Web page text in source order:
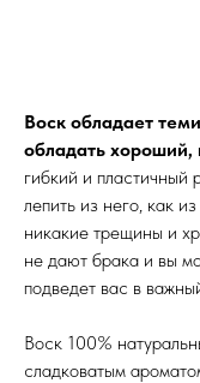
Воск обладает
обладать хороший,
гибкий и пластичный
лепить из него, как
никакие трещины и
не дают брака и вы
подведет вас в
Воск 100%
сладковатым